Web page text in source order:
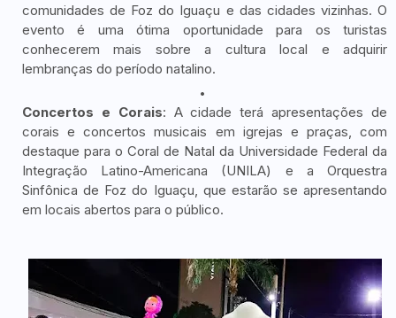
comunidades de Foz do Iguaçu e das cidades vizinhas. O
evento é uma ótima oportunidade para os turistas
conhecerem mais sobre a cultura local e adquirir
lembranças do período natalino.
Concertos e Corais: A cidade terá apresentações de
corais e concertos musicais em igrejas e praças, com
destaque para o Coral de Natal da Universidade Federal da
Integração Latino-Americana (UNILA) e a Orquestra
Sinfônica de Foz do Iguaçu, que estarão se apresentando
em locais abertos para o público.